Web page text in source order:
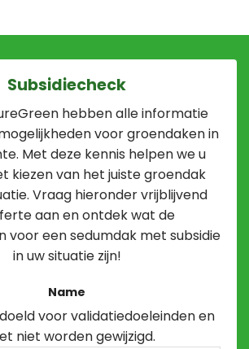
Subsidiecheck
hebben alle informatie
voor groendaken in
Met deze kennis helpen we u
kiezen van het juiste groendak
Vraag hieronder vrijblijvend
aan en ontdek wat de
voor een sedumdak met subsidie
in uw situatie zijn!
Name
voor validatiedoeleinden en
niet worden gewijzigd.